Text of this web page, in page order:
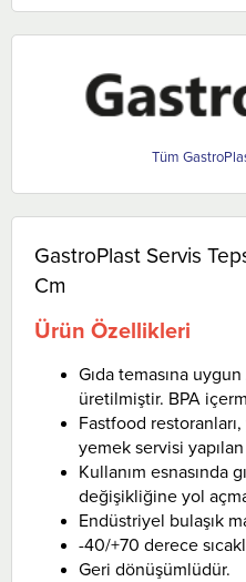
GastroPlast Servis
Cm
Ürün Özellikleri
Gıda temasına
üretilmiştir. BPA
Fastfood
yemek servisi
Kullanım esnasında
değişikliğine yol
Endüstriyel bulaşık
-40/+70 derece
Geri dönüşümlüdür.